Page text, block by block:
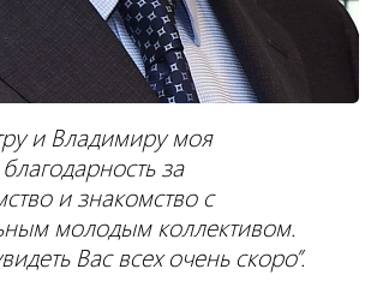
и Владимиру моя
за
и знакомство с
молодым коллективом.
Вас всех очень скоро”.